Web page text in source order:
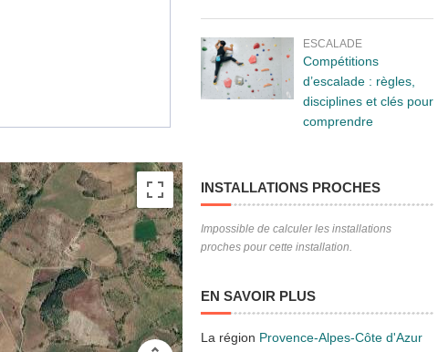
ESCALADE
Compétitions
d’escalade : règles,
disciplines et clés pour
comprendre
INSTALLATIONS PROCHES
Impossible de calculer les installations
proches pour cette installation.
EN SAVOIR PLUS
La région Provence-Alpes-Côte d'Azur